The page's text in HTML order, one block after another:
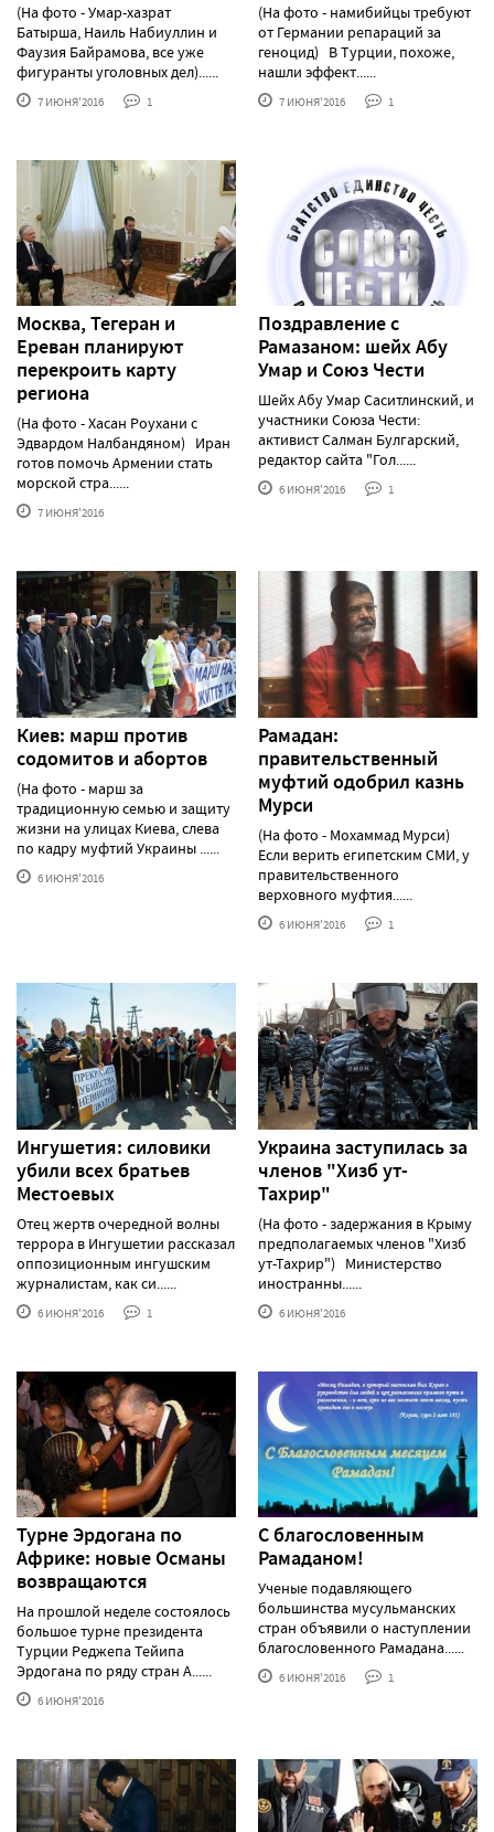
(На фото - Умар-хазрат
Батырша, Наиль Набиуллин и
Фаузия Байрамова, все уже
фигуранты уголовных дел)......
7 ИЮНЯ'2016 1
(На фото - намибийцы требуют
от Германии репараций за
геноцид) В Турции, похоже,
нашли эффект......
7 ИЮНЯ'2016 1
Москва, Тегеран и
Ереван планируют
перекроить карту
региона
(На фото - Хасан Роухани с
Эдвардом Налбандяном) Иран
готов помочь Армении стать
морской стра......
7 ИЮНЯ'2016
Поздравление с
Рамазаном: шейх Абу
Умар и Союз Чести
Шейх Абу Умар Саситлинский, и
участники Союза Чести:
активист Салман Булгарский,
редактор сайта "Гол......
6 ИЮНЯ'2016 1
Киев: марш против
содомитов и абортов
(На фото - марш за
традиционную семью и защиту
жизни на улицах Киева, слева
по кадру муфтий Украины ......
6 ИЮНЯ'2016
Рамадан:
правительственный
муфтий одобрил казнь
Мурси
(На фото - Мохаммад Мурси)
Если верить египетским СМИ, у
правительственного
верховного муфтия......
6 ИЮНЯ'2016 1
Ингушетия: силовики
убили всех братьев
Местоевых
Отец жертв очередной волны
террора в Ингушетии рассказал
оппозиционным ингушским
журналистам, как си......
6 ИЮНЯ'2016 1
Украина заступилась за
членов "Хизб ут-
Тахрир"
(На фото - задержания в Крыму
предполагаемых членов "Хизб
ут-Тахрир") Министерство
иностранны......
6 ИЮНЯ'2016
Турне Эрдогана по
Африке: новые Османы
возвращаются
На прошлой неделе состоялось
большое турне президента
Турции Реджепа Тейипа
Эрдогана по ряду стран А......
6 ИЮНЯ'2016
С благословенным
Рамаданом!
Ученые подавляющего
большинства мусульманских
стран объявили о наступлении
благословенного Рамадана......
6 ИЮНЯ'2016 1